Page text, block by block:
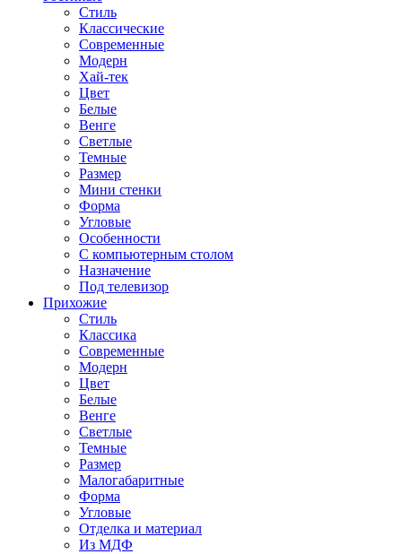
Стиль
Классические
Современные
Модерн
Хай-тек
Цвет
Белые
Венге
Светлые
Темные
Размер
Мини стенки
Форма
Угловые
Особенности
С компьютерным столом
Назначение
Под телевизор
Прихожие
Стиль
Классика
Современные
Модерн
Цвет
Белые
Венге
Светлые
Темные
Размер
Малогабаритные
Форма
Угловые
Отделка и материал
Из МДФ